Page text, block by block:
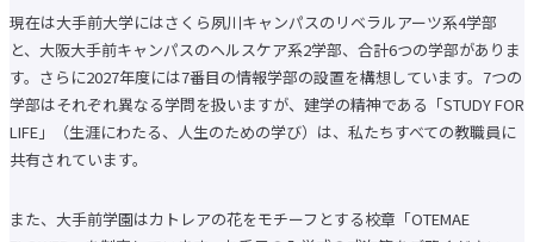
留学・国際交流トップ
海外研修・
海外インターンシップ
キャンパスで国際交流
国際交流ニュースレター
学生生活トップ
教育ローン
学費に関する注意事項
現在は大手前大学にはさくら夙川キャンパスのリベラルアーツ系4学部
と、大阪大手前キャンパスのヘルスケア系2学部、合計6つの学部がありま
す。さらに2027年度には7番目の情報学部の設置を構想しています。7つの
学部はそれぞれ異なる学問を扱いますが、建学の精神である「STUDY FOR
LIFE」（生涯にわたる、人生のための学び）は、私たちすべての教職員に
共有されています。
また、大手前学園はカトレアの花をモチーフとする校章「OTEMAE